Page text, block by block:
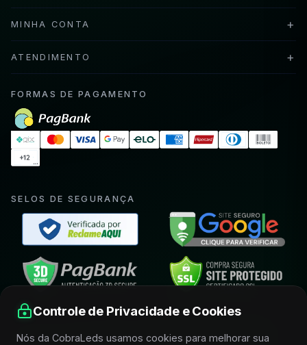
MINHA CONTA +
ATENDIMENTO +
FORMAS DE PAGAMENTO
SELOS DE SEGURANÇA
FIQUE POR DENTRO E RECEBA CONDIÇÕES
Controle de Privacidade e Cookies
Nós da CobraLeds usamos cookies para melhorar sua